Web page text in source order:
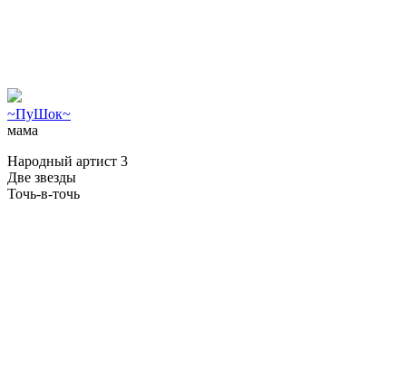
~ПуШок~
мама
Народный артист 3
Две звезды
Точь-в-точь